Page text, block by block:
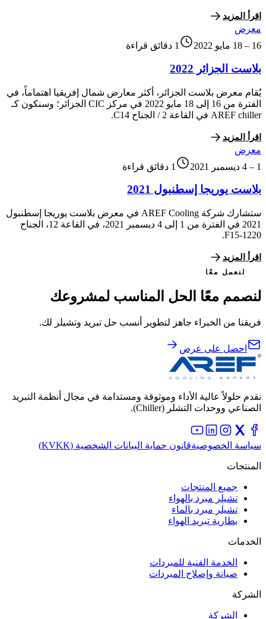
اقرأ المزيد
معرض
16 – 18 مايو 2022
1 دقائق قراءة
بلاست الجزائر 2022
يُقام معرض بلاست الجزائر، أكثر معارض شمال إفريقيا اهتماماً، في
الفترة من 16 إلى 18 مايو 2022 في مركز CIC الجزائر؛ وسنكون كـ
AREF chiller في القاعة 2 / الجناح C14.
اقرأ المزيد
معرض
1 – 4 ديسمبر 2021
1 دقائق قراءة
بلاست يوريجا إسطنبول 2021
ستشارك شركة AREF Cooling في معرض بلاست يوريجا إسطنبول
2021 في الفترة من 1 إلى 4 ديسمبر 2021، في القاعة 12، الجناح
1220-F15.
اقرأ المزيد
لنعمل معًا
لنصمم معًا الحل المناسب لمشروعك
فريقنا من الخبراء جاهز لتطوير أنسب حل تبريد وتشيلر لك.
احصل على عرض
نقدم حلولاً عالية الأداء وموثوقة ومستدامة في مجال أنظمة التبريد
الصناعي ووحدات التشلر (Chiller).
سياسة الخصوصيةقانون حماية البيانات الشخصية (KVKK)
المنتجات
جميع المنتجات
تشيلر مبرد بالهواء
تشيلر مبرد بالماء
بطارية تبريد الهواء
الخدمات
الخدمة الفنية للمبردات
صيانة وإصلاح المبردات
الشركة
الشركة